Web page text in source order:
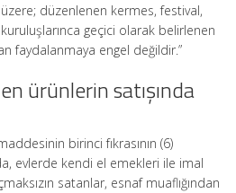
düzenlenen kermes, festival,
geçici olarak belirlenen
faydalanmaya engel değildir.”
ürünlerin satışında
birinci fıkrasının (6)
evlerde kendi el emekleri ile imal
satanlar, esnaf muaflığından